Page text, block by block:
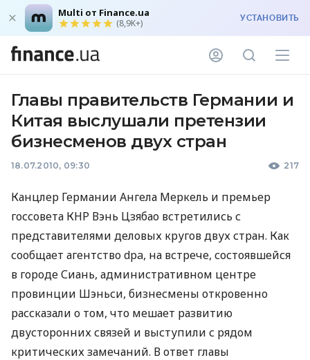
Multi от Finance.ua
(8,9K+) УСТАНОВИТЬ
Главы правительств Германии и
Китая выслушали претензии
бизнесменов двух стран
18.07.2010, 09:30 217
Канцлер Германии Ангела Меркель и премьер
госсовета КНР Вэнь Цзябао встретились с
представителями деловых кругов двух стран. Как
сообщает агентство dpa, на встрече, состоявшейся
в городе Сиань, административном центре
провинции Шэньси, бизнесмены откровенно
рассказали о том, что мешает развитию
двусторонних связей и выступили с рядом
критических замечаний. В ответ главы